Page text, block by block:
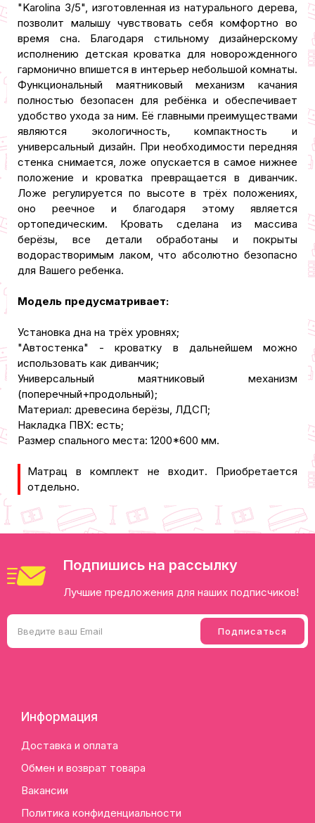
"Karolina 3/5", изготовленная из натурального дерева,
позволит малышу чувствовать себя комфортно во
время сна. Благодаря стильному дизайнерскому
исполнению детская кроватка для новорожденного
гармонично впишется в интерьер небольшой комнаты.
Функциональный маятниковый механизм качания
полностью безопасен для ребёнка и обеспечивает
удобство ухода за ним. Её главными преимуществами
являются экологичность, компактность и
универсальный дизайн. При необходимости передняя
стенка снимается, ложе опускается в самое нижнее
положение и кроватка превращается в диванчик.
Ложе регулируется по высоте в трёх положениях,
оно реечное и благодаря этому является
ортопедическим. Кровать сделана из массива
берёзы, все детали обработаны и покрыты
водорастворимым лаком, что абсолютно безопасно
для Вашего ребенка.
Модель предусматривает:
Установка дна на трёх уровнях;
"Автостенка" - кроватку в дальнейшем можно
использовать как диванчик;
Универсальный маятниковый механизм
(поперечный+продольный);
Материал: древесина берёзы, ЛДСП;
Накладка ПВХ: есть;
Размер спального места: 1200*600 мм.
Матрац в комплект не входит. Приобретается
отдельно.
Подпишись на рассылку
Лучшие предложения для наших подписчиков!
Информация
Доставка и оплата
Обмен и возврат товара
Вакансии
Политика конфиденциальности